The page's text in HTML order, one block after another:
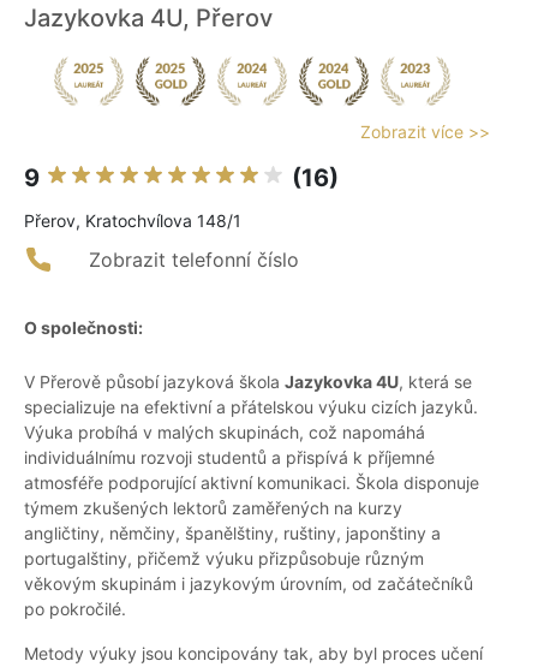
Jazykovka 4U, Přerov
Zobrazit více >>
9 (16)
Přerov, Kratochvílova 148/1
Zobrazit telefonní číslo
O společnosti:
V Přerově působí jazyková škola Jazykovka 4U, která se
specializuje na efektivní a přátelskou výuku cizích jazyků.
Výuka probíhá v malých skupinách, což napomáhá
individuálnímu rozvoji studentů a přispívá k příjemné
atmosféře podporující aktivní komunikaci. Škola disponuje
týmem zkušených lektorů zaměřených na kurzy
angličtiny, němčiny, španělštiny, ruštiny, japonštiny a
portugalštiny, přičemž výuku přizpůsobuje různým
věkovým skupinám i jazykovým úrovním, od začátečníků
po pokročilé.
Metody výuky jsou koncipovány tak, aby byl proces učení